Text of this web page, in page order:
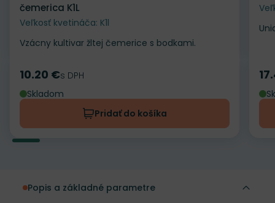
čemerica K1L
Veľkosť kvetináča: K1l
Vzácny kultivar žltej čemerice s bodkami.
Cena
10.20 €s DPH
Skladom
Pridať do košíka
Popis a základné parametre